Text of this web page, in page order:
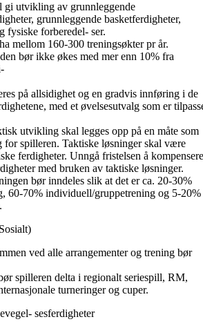
gi utvikling av grunnleggende
grunnleggende basketferdigheter,
fysiske forberedel- ser.
mellom 160-300 treningsøkter pr år.
bør ikke økes med mer enn 10% fra
på allsidighet og en gradvis innføring i de
med et øvelsesutvalg som er
utvikling skal legges opp på en måte som
for spilleren. Taktiske løsninger skal være
ferdigheter. Unngå fristelsen å kompensere
med bruken av taktiske løsninger.
bør inndeles slik at det er ca. 20-30%
60-70% individuell/gruppetrening og 5-20%
ved alle arrangementer og trening bør
spilleren delta i regionalt seriespill, RM,
turneringer og cuper.
sesferdigheter